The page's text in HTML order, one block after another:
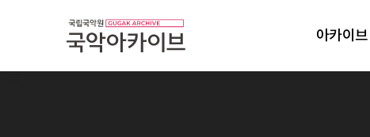
아카이브